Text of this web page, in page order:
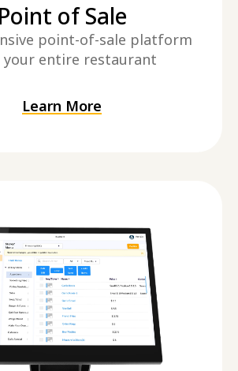
Point of Sale
point-of-sale platform
entire restaurant
Learn More